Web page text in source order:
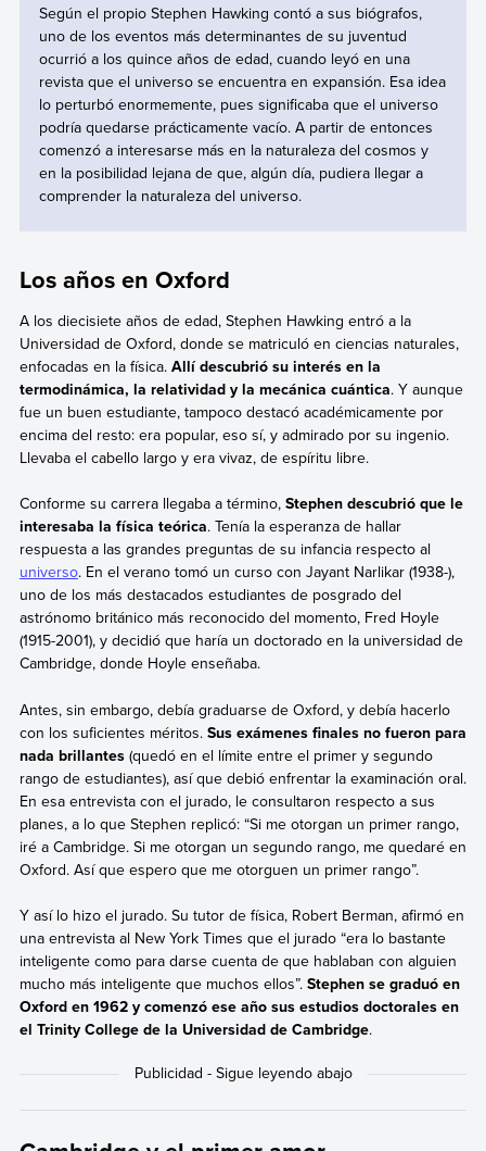
Según el propio Stephen Hawking contó a sus biógrafos,
uno de los eventos más determinantes de su juventud
ocurrió a los quince años de edad, cuando leyó en una
revista que el universo se encuentra en expansión. Esa idea
lo perturbó enormemente, pues significaba que el universo
podría quedarse prácticamente vacío. A partir de entonces
comenzó a interesarse más en la naturaleza del cosmos y
en la posibilidad lejana de que, algún día, pudiera llegar a
comprender la naturaleza del universo.
Los años en Oxford
A los diecisiete años de edad, Stephen Hawking entró a la
Universidad de Oxford, donde se matriculó en ciencias naturales,
enfocadas en la física. Allí descubrió su interés en la
termodinámica, la relatividad y la mecánica cuántica. Y aunque
fue un buen estudiante, tampoco destacó académicamente por
encima del resto: era popular, eso sí, y admirado por su ingenio.
Llevaba el cabello largo y era vivaz, de espíritu libre.
Conforme su carrera llegaba a término, Stephen descubrió que le
interesaba la física teórica. Tenía la esperanza de hallar
respuesta a las grandes preguntas de su infancia respecto al
universo. En el verano tomó un curso con Jayant Narlikar (1938-),
uno de los más destacados estudiantes de posgrado del
astrónomo británico más reconocido del momento, Fred Hoyle
(1915-2001), y decidió que haría un doctorado en la universidad de
Cambridge, donde Hoyle enseñaba.
Antes, sin embargo, debía graduarse de Oxford, y debía hacerlo
con los suficientes méritos. Sus exámenes finales no fueron para
nada brillantes (quedó en el límite entre el primer y segundo
rango de estudiantes), así que debió enfrentar la examinación oral.
En esa entrevista con el jurado, le consultaron respecto a sus
planes, a lo que Stephen replicó: “Si me otorgan un primer rango,
iré a Cambridge. Si me otorgan un segundo rango, me quedaré en
Oxford. Así que espero que me otorguen un primer rango”.
Y así lo hizo el jurado. Su tutor de física, Robert Berman, afirmó en
una entrevista al New York Times que el jurado “era lo bastante
inteligente como para darse cuenta de que hablaban con alguien
mucho más inteligente que muchos ellos”. Stephen se graduó en
Oxford en 1962 y comenzó ese año sus estudios doctorales en
el Trinity College de la Universidad de Cambridge.